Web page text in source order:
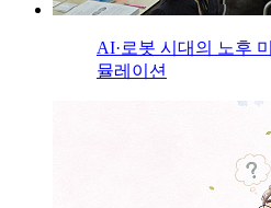
AI·로봇 시대의 노후
뮬레이션